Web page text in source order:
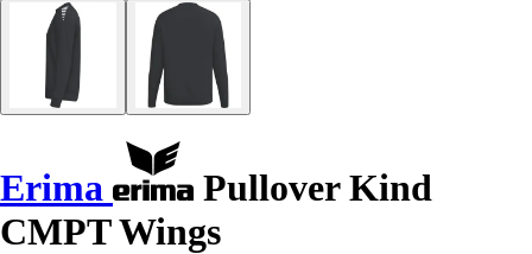
Erima
Pullover Kind
CMPT Wings